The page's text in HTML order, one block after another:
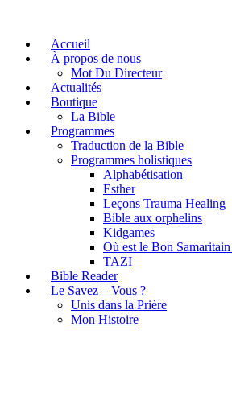
Accueil
À propos de nous
Mot Du Directeur
Actualités
Boutique
La Bible
Programmes
Traduction de la Bible
Programmes holistiques
Alphabétisation
Esther
Leçons Trauma Healing
Bible aux orphelins
Kidgames
Où est le Bon
TAZI
Bible Reader
Le Savez – Vous ?
Unis dans la Prière
Mon Histoire